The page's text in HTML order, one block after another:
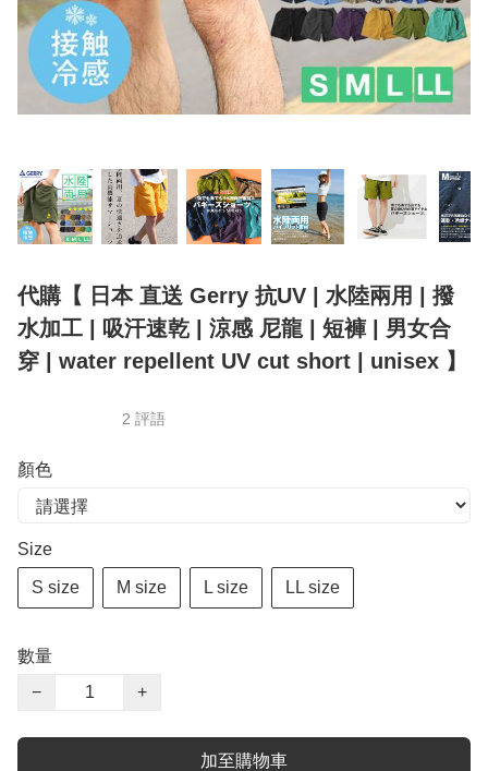
代購【 日本 直送 Gerry 抗UV | 水陸兩用 | 撥
水加工 | 吸汗速乾 | 涼感 尼龍 | 短褲 | 男女合
穿 | water repellent UV cut short | unisex 】
2 評語
顏色
Size
S size M size L size LL size
數量
−
+
加至購物車